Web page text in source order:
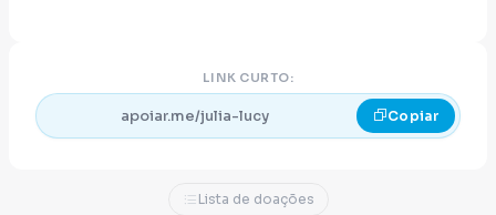
LINK CURTO:
apoiar.me/julia-lucy Copiar
Lista de doações